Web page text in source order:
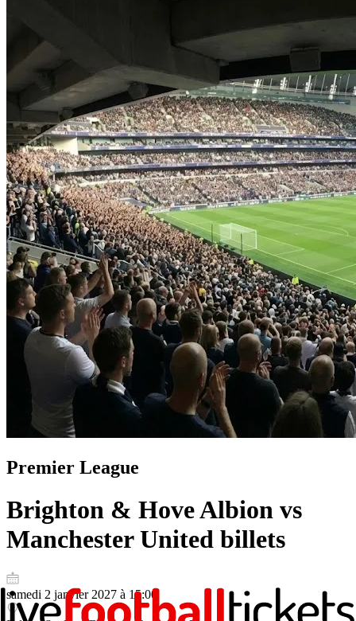
Premier League
Brighton & Hove Albion vs
Manchester United billets
samedi 2 janvier 2027 à 15:00